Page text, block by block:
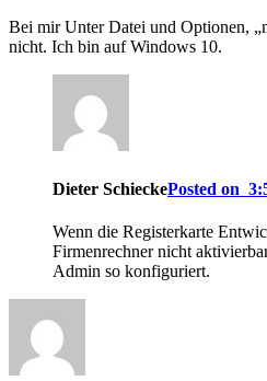
Bei mir Unter Datei und Optionen,
nicht. Ich bin auf Windows 10.
Dieter SchieckePosted on
Wenn die Registerkarte
Firmenrechner nicht
Admin so konfiguriert.